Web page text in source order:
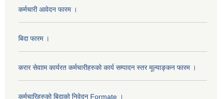
कर्मचारी आवेदन फारम ।
बिदा फारम ।
करार सेवााम कार्यरत कर्मचारीहरुको कार्य सम्पादन स्तर मूल्याङ्कन फारम ।
कर्मचारिहरुको बिदाको निवेदन Formate ।